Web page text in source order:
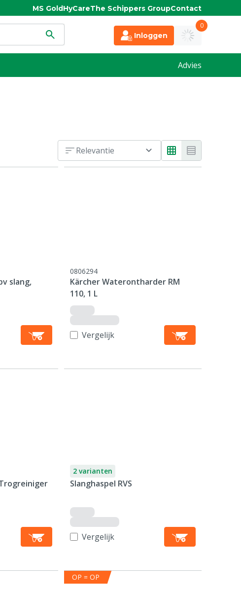
MS GoldHyCareThe Schippers GroupContact
Inloggen
0
Advies
Relevantie
slang,
0806294
Kärcher Waterontharder RM
110, 1 L
Vergelijk
2 varianten
Slanghaspel RVS
Vergelijk
OP = OP